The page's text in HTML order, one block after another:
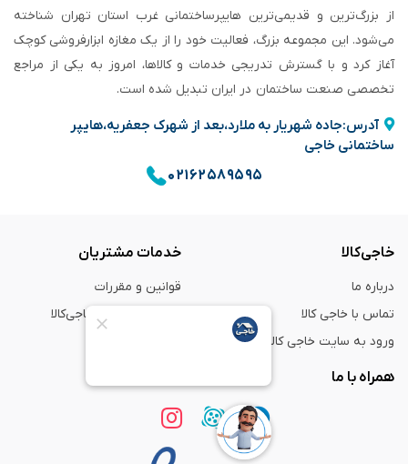
از بزرگ‌ترین و قدیمی‌ترین هایپرساختمانی‌ غرب استان تهران شناخته
می‌شود. این مجموعه بزرگ، فعالیت خود را از یک مغازه ابزارفروشی کوچک
آغاز کرد و با گسترش تدریجی خدمات و کالاها، امروز به یکی از مراجع
تخصصی صنعت ساختمان در ایران تبدیل شده است.
آدرس:جاده شهریار به ملارد،بعد از شهرک جعفریه،هایپر
ساختمانی خاجی
۰۲۱۶۲۵۸۹۵۹۵
خاجی‌کالا
درباره ما
تماس با خاجی کالا
ورود به سایت خاجی‌ کالا
خدمات مشتریان
قوانین و مقررات
راهنمای خرید از خاجی‌کالا
همراه با ما